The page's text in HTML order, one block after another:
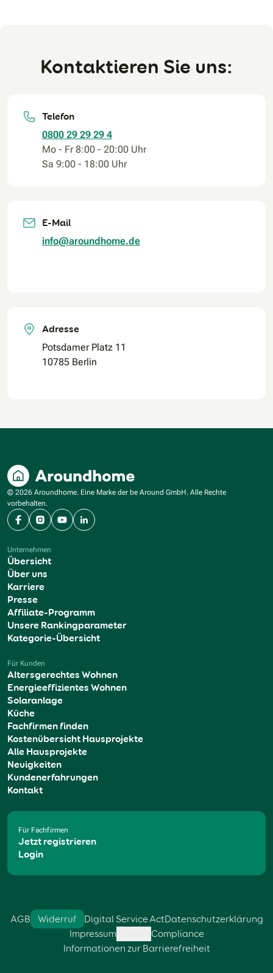
Kontaktieren Sie uns:
Telefon
0800 29 29 29 4
Mo - Fr 8:00 - 20:00 Uhr
Sa 9:00 - 18:00 Uhr
E-Mail
info@aroundhome.de
Adresse
Potsdamer Platz 11
10785 Berlin
© 2026 Aroundhome. Eine Marke der be Around GmbH. Alle Rechte
vorbehalten.
FacebookInstagram
YouTubeLinkedIn
Unternehmen
Übersicht
Über uns
Karriere
Presse
Affiliate-Programm
Unsere Rankingparameter
Kategorie-Übersicht
Für Kunden
Altersgerechtes Wohnen
Energieeffizientes Wohnen
Solaranlage
Küche
Fachfirmen finden
Kostenübersicht Hausprojekte
Alle Hausprojekte
Neuigkeiten
Kundenerfahrungen
Kontakt
Für Fachfirmen
Jetzt registrieren
Login
AGB Widerruf Digital Service ActDatenschutzerklärung
Impressum
Compliance
Informationen zur Barrierefreiheit